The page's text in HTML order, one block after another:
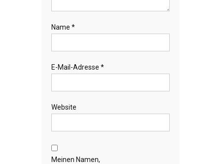
Name *
E-Mail-Adresse *
Website
Meinen Namen,